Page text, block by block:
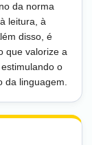
da norma
leitura, à
disso, é
que valorize a
o
da linguagem.